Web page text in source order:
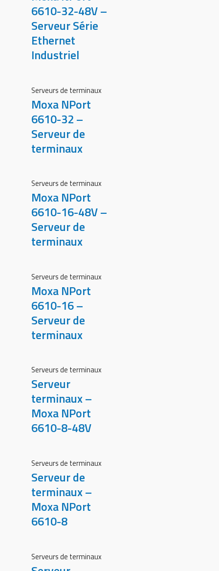
6610-32-48V –
Serveur Série
Ethernet
Industriel
Serveurs de terminaux
Moxa NPort
6610-32 –
Serveur de
terminaux
Serveurs de terminaux
Moxa NPort
6610-16-48V –
Serveur de
terminaux
Serveurs de terminaux
Moxa NPort
6610-16 –
Serveur de
terminaux
Serveurs de terminaux
Serveur
terminaux –
Moxa NPort
6610-8-48V
Serveurs de terminaux
Serveur de
terminaux –
Moxa NPort
6610-8
Serveurs de terminaux